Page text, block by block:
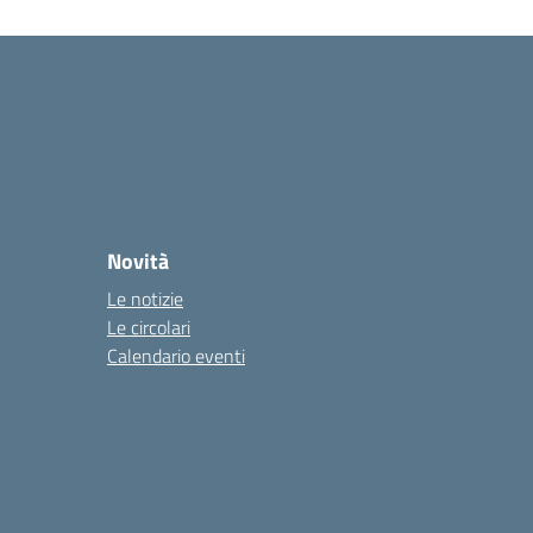
Novità
Le notizie
Le circolari
Calendario eventi